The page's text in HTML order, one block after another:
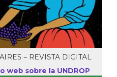
– REVISTA DIGITAL
web sobre la UNDROP